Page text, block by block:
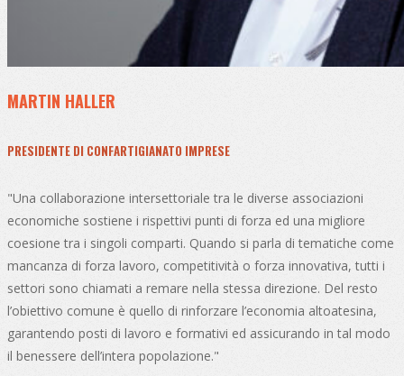
MARTIN HALLER
PRESIDENTE DI CONFARTIGIANATO IMPRESE
"Una collaborazione intersettoriale tra le diverse associazioni
economiche sostiene i rispettivi punti di forza ed una migliore
coesione tra i singoli comparti. Quando si parla di tematiche come
mancanza di forza lavoro, competitività o forza innovativa, tutti i
settori sono chiamati a remare nella stessa direzione. Del resto
l’obiettivo comune è quello di rinforzare l’economia altoatesina,
garantendo posti di lavoro e formativi ed assicurando in tal modo
il benessere dell’intera popolazione."